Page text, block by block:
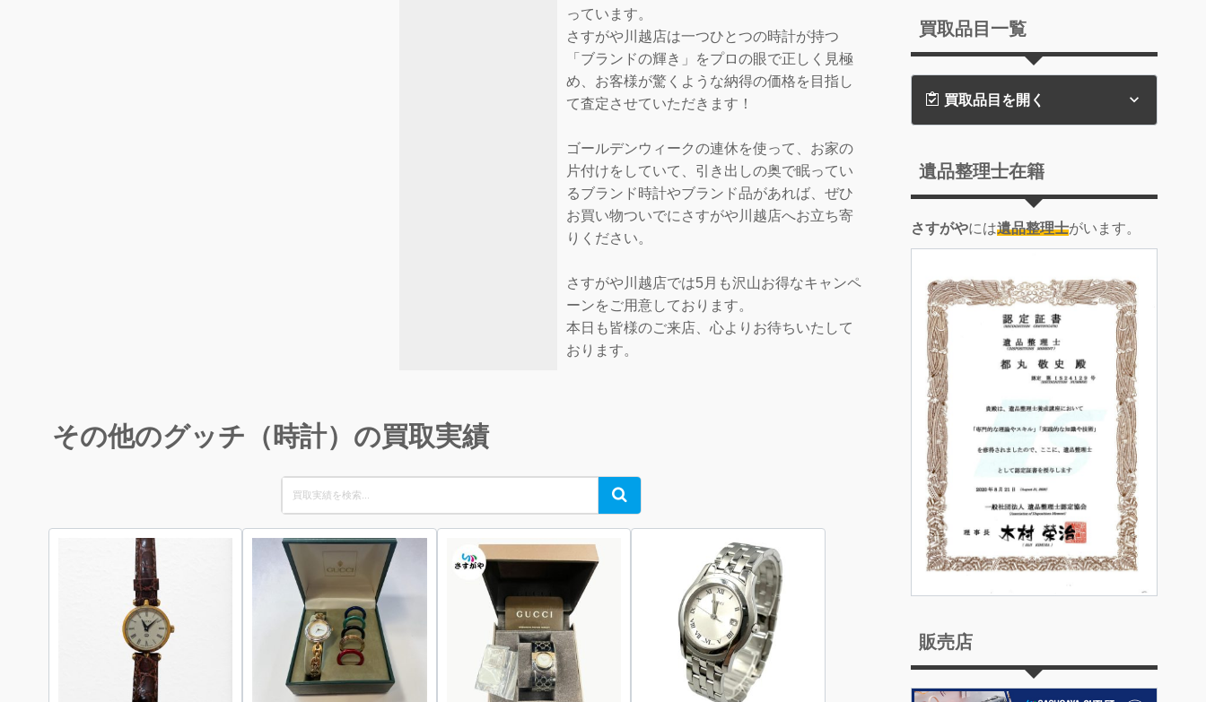
っています。
さすがや川越店は一つひとつの時計が持つ
「ブランドの輝き」をプロの眼で正しく見極
め、お客様が驚くような納得の価格を目指し
て査定させていただきます！
ゴールデンウィークの連休を使って、お家の
片付けをしていて、引き出しの奥で眠ってい
るブランド時計やブランド品があれば、ぜひ
お買い物ついでにさすがや川越店へお立ち寄
りください。
さすがや川越店では5月も沢山お得なキャンペ
ーンをご用意しております。
本日も皆様のご来店、心よりお待ちいたして
おります。
その他のグッチ（時計）の買取実績
Search
for:
Search
買取品目一覧
買取品目を開く
遺品整理士在籍
さすがやには遺品整理士がいます。
販売店